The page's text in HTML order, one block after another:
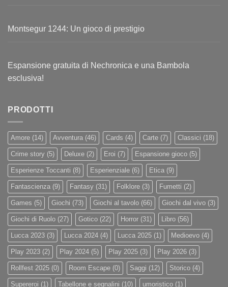
Montsegur 1244: Un gioco di prestigio
Espansione gratuita di Nechronica e una Bambola
esclusiva!
PRODOTTI
Amore (14) Avventura (46) Cards (4) Carte (7) Classici (18)
Crime story (5) Deluxe (2) Eroi (7) Espansione gioco (5)
Esperienze Toccanti (8) Esperienziale (6) Etica (9)
Fantascienza (9) Fantasy (31) Folklore (3) Fumetti (2)
Games (5) Giochi (73) Giochi al tavolo (66) Giochi dal vivo (3)
Giochi di Ruolo (27) Gotico (22) Horror (31) Libro (56)
Lucca 2023 (3) Lucca 2024 (4) Lucca 2025 (1) Medioevo (4)
Play 2023 (2) Play 2024 (5) Play 2025 (3) Play 2026 (3)
Rollfest 2025 (0) Room Escape (0) Saggi (12) Storico (4)
Supereroi (1) Tabellone e segnalini (10) umoristico (1)